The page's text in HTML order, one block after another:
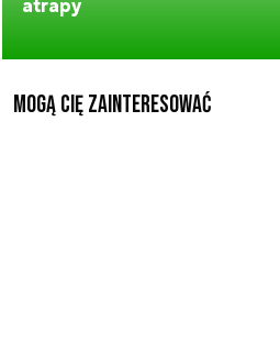
atrapy
Mogą Cię zainteresować